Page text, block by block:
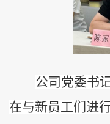
公司党委书
在与新员工们进